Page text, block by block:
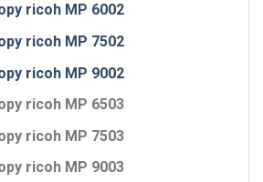
ricoh MP 6002
ricoh MP 7502
ricoh MP 9002
ricoh MP 6503
ricoh MP 7503
ricoh MP 9003